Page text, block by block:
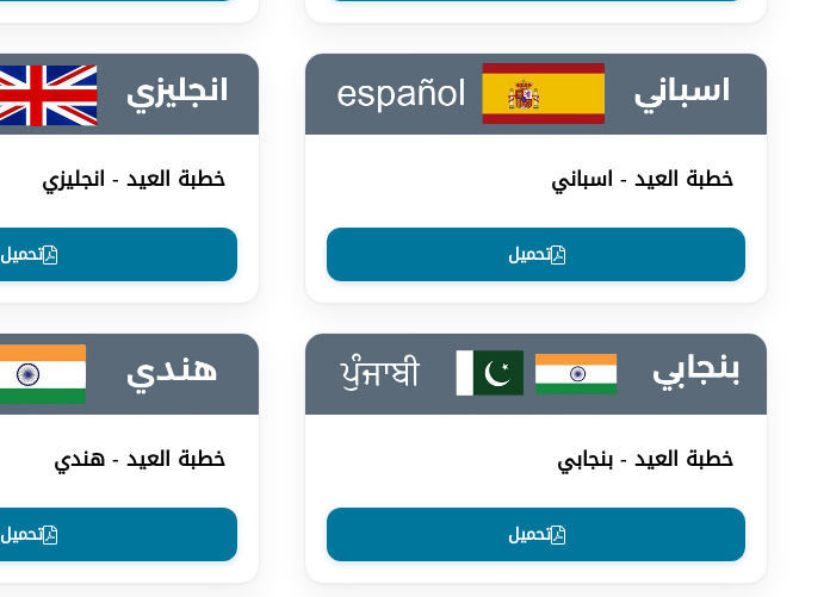
خطبة العيد - انجليزي
تحميل
خطبة العيد - اسباني
تحميل
خطبة العيد - هندي
تحميل
خطبة العيد - بنجابي
تحميل